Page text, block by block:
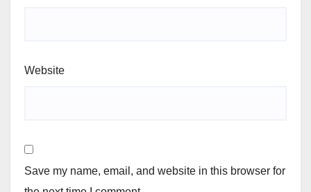
Website
Save my name, email, and website in this browser for